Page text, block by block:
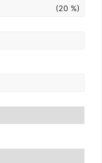
(20 %)